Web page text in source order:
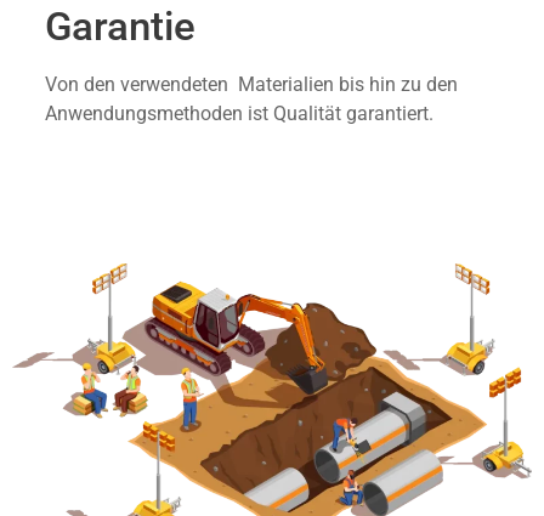
Garantie
Von den verwendeten Materialien bis hin zu den
Anwendungsmethoden ist Qualität garantiert.